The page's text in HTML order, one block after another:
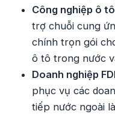
Công nghiệp ô tô
trợ chuỗi cung
chính trọn gói
ô tô trong nước
Doanh nghiệp
phục vụ các
tiếp nước ngoài